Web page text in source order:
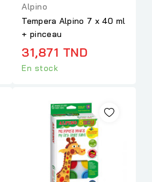
Alpino
Tempera Alpino 7 x 40 ml
+ pinceau
31,871 TND
En stock